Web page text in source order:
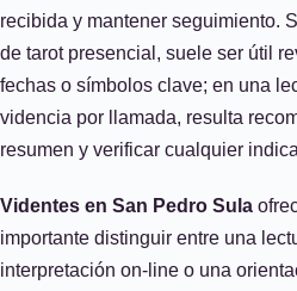
recibida y mantener seguimiento.
de tarot presencial, suele ser útil
fechas o símbolos clave; en una
videncia por llamada, resulta
resumen y verificar cualquier
Videntes en San Pedro Sula
importante distinguir entre una
interpretación on‑line o una